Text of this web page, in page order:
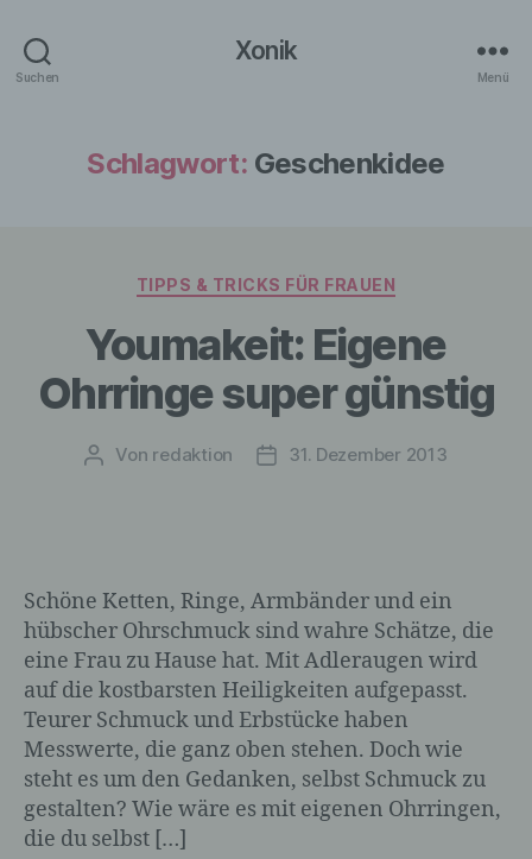
Suchen
Xonik
Menü
Schlagwort: Geschenkidee
Kategorien
TIPPS & TRICKS FÜR FRAUEN
Youmakeit: Eigene
Ohrringe super günstig
Beitragsautor
Von redaktion Veröffentlichungsdatum
31. Dezember 2013
Schöne Ketten, Ringe, Armbänder und ein
hübscher Ohrschmuck sind wahre Schätze, die
eine Frau zu Hause hat. Mit Adleraugen wird
auf die kostbarsten Heiligkeiten aufgepasst.
Teurer Schmuck und Erbstücke haben
Messwerte, die ganz oben stehen. Doch wie
steht es um den Gedanken, selbst Schmuck zu
gestalten? Wie wäre es mit eigenen Ohrringen,
die du selbst […]